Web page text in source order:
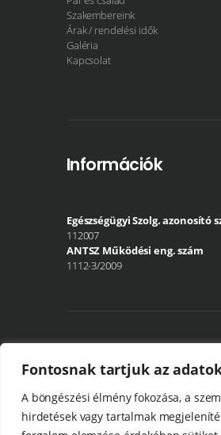
Fontosnak tartjuk az
A böngészési élmény fokozása, a
hirdetések vagy tartalmak
Szakembereink
Árak / rendelési idők
Galéria
Kapcsolat
Információk
Egészségügyi Szolg. azonosító
112007
ANTSZ Működési eng. szám
1112-3/2009